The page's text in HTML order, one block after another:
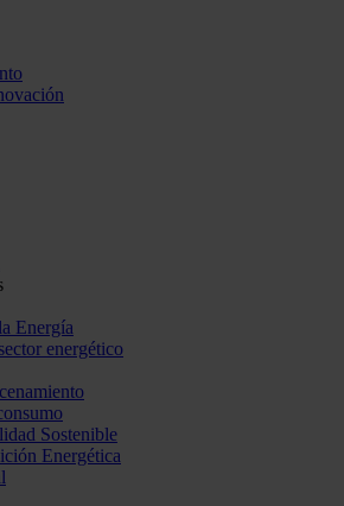
Energía
energético
Sostenible
Energética